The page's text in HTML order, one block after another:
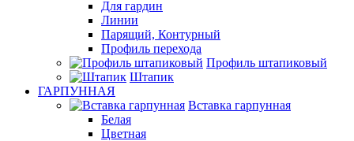
Для гардин
Линии
Парящий, Контурный
Профиль перехода
Профиль штапиковый
Штапик
ГАРПУННАЯ
Вставка гарпунная
Белая
Цветная